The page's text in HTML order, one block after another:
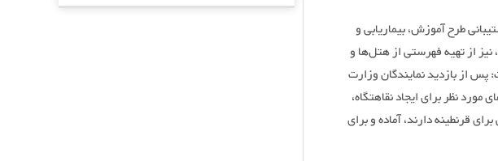
طرح آموزش، بیماریابی و
از تهیه فهرستی از هتل‌ها و
پس از بازدید نمایندگان وزارت
نظر برای ایجاد نقاهتگاه،
قرنطینه دارند، آماده و برای